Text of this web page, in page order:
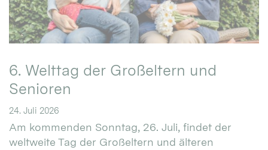
6. Welttag der Großeltern und
Senioren
24. Juli 2026
Am kommenden Sonntag, 26. Juli, findet der
weltweite Tag der Großeltern und älteren